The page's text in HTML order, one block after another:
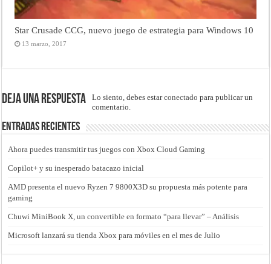
Star Crusade CCG, nuevo juego de estrategia para Windows 10
13 marzo, 2017
Deja una respuesta Lo siento, debes estarconectado para publicar un
comentario.
Entradas recientes
Ahora puedes transmitir tus juegos con Xbox Cloud Gaming
Copilot+ y su inesperado batacazo inicial
AMD presenta el nuevo Ryzen 7 9800X3D su propuesta más potente para
gaming
Chuwi MiniBook X, un convertible en formato “para llevar” – Análisis
Microsoft lanzará su tienda Xbox para móviles en el mes de Julio